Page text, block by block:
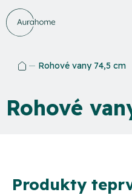
Přejít
na
obsah
Rohové vany 74,5 cm
Rohové
Produkty